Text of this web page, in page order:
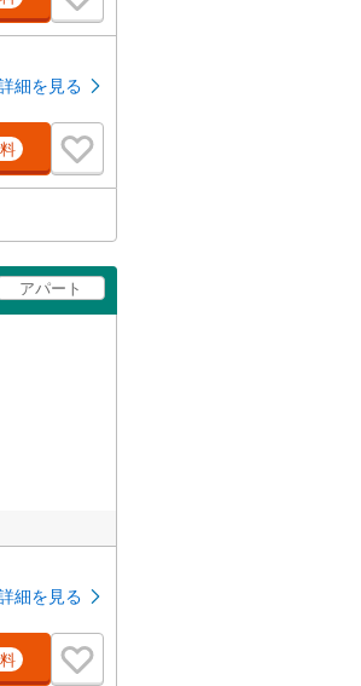
細を見る
アパート
細を見る